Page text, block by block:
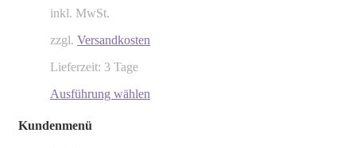
inkl. MwSt.
zzgl. Versandkosten
Lieferzeit: 3 Tage
Ausführung wählen
Kundenmenü